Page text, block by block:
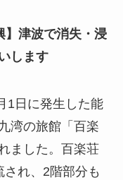
】津波で消失・浸
します
1日に発生した能
湾の旅館「百楽
ました。百楽荘
れ、2階部分も